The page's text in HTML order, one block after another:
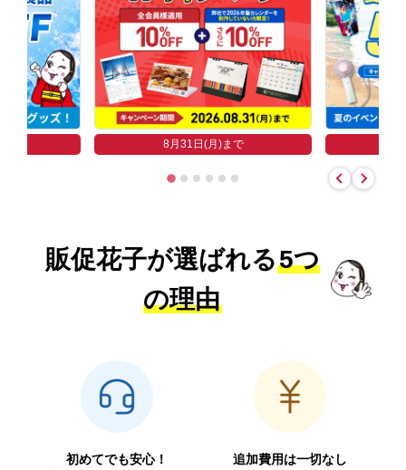
8月31日(月)まで
販促花子が選ばれる5つ
の理由
初めてでも安心！
追加費用は一切なし